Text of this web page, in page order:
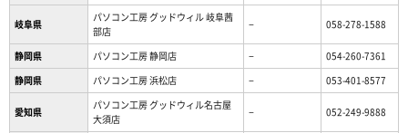
岐阜県
パソコン工房 グッドウィル 岐阜茜
部店
− 058-278-1588
静岡県 パソコン工房 静岡店 −
054-260-7361
静岡県
パソコン工房 浜松店 − 053-401-8577
愛知県
パソコン工房 グッドウィル名古屋
大須店
− 052-249-9888